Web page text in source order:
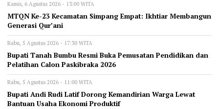
Kamis, 6 Agustus 2026 - 13:00 WITA
MTQN Ke-23 Kecamatan Simpang Empat: Ikhtiar Membangun
Generasi Qur’ani
Rabu, 5 Agustus 2026 - 17:30 WITA
Bupati Tanah Bumbu Resmi Buka Pemusatan Pendidikan dan
Pelatihan Calon Paskibraka 2026
Rabu, 5 Agustus 2026 - 11:00 WITA
Bupati Andi Rudi Latif Dorong Kemandirian Warga Lewat
Bantuan Usaha Ekonomi Produktif